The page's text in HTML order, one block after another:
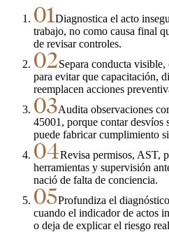
01Diagnostica el acto
trabajo, no como causa final
de revisar controles.
02Separa conducta
para evitar que capacitación,
reemplacen acciones
03Audita observaciones
45001, porque contar desvíos
puede fabricar cumplimiento
04Revisa permisos, AST,
herramientas y supervisión
nació de falta de conciencia.
05Profundiza el
cuando el indicador de actos
o deja de explicar el riesgo